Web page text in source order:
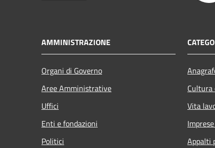
AMMINISTRAZIONE
Organi di Governo
Aree Amministrative
Uffici
Enti e fondazioni
Politici
Cultura
Vita
Appalti